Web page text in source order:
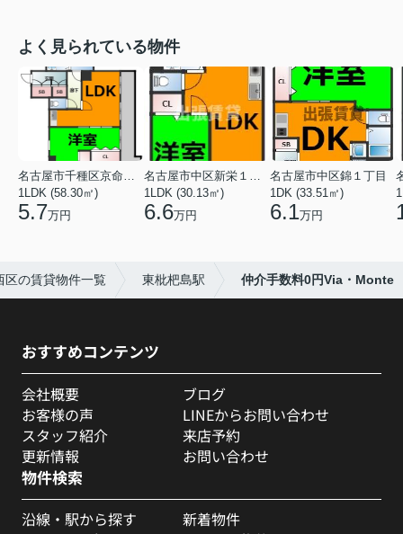
よく見られている物件
1LDK (58.30㎡)
5.7万円
1LDK (30.13㎡)
6.6万円
名古屋市中区錦１丁目
1DK (33.51㎡)
6.1万円
区の賃貸物件一覧 東枇杷島駅 仲介手数料0円Via・Monte
おすすめコンテンツ
会社概要
お客様の声
スタッフ紹介
更新情報
ブログ
LINEからお問い合わせ
来店予約
お問い合わせ
物件検索
沿線・駅から探す
新着物件